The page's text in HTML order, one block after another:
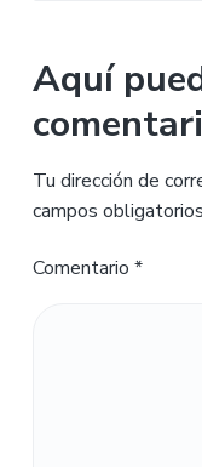
Aquí
Tu dirección de
campos
Comentario *